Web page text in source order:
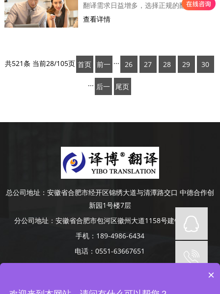
翻译需求日益增多，选择正规的翻译机构变得越来越重要。本文将介绍如何根据输入的关键词和内容撰写一篇文章，同时讲述如何选择正规的翻译机构。当涉及到翻译需求时，人们首先想到的可能是找认识的人或网上随机搜索到的翻译公司。然而，这些方法可能会带来一些风险。与正规的翻译机构合作，可以保证翻译质量、专业性...
查看详情
共521条 当前28/105页 首页
前一
页
··· 26 27 28 29 30
··· 后一
尾页
总公司地址： 安徽省合肥市经开区锦绣大道与清潭路交口 中德合作创
新园1号楼7层
分公司地址： 安徽省合肥市包河区徽州大道1158号建银大厦4楼
手机： 189-4986-6434
电话：0551-63667651
Copyright © 2014-2022 安徽译博翻译咨询服务有限公司 版权所有
承接合肥、芜湖、蚌埠、滁州、阜阳、六安、淮南、安庆等地口译项
×